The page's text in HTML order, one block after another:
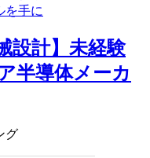
設計】未経験
半導体メーカ
グ